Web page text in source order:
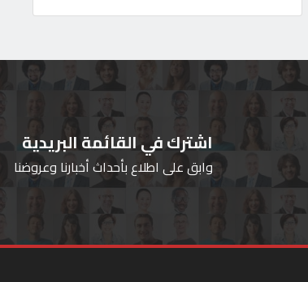
اشترك في القائمة البريدية
وابق على اطلاع بأحداث أخبارنا وعروضنا